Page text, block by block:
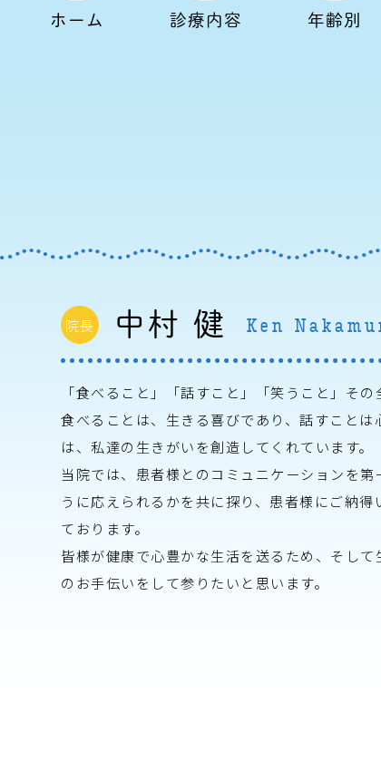
ホーム 診療内容 年齢別
院長 中村 健 Ken
「食べること」「話すこと」「笑うこと」その
食べることは、生きる喜びであり、話すこと
は、私達の生きがいを創造してくれています。
当院では、患者様とのコミュニケーションを
うに応えられるかを共に探り、患者様にご納
ております。
皆様が健康で心豊かな生活を送るため、そし
のお手伝いをして参りたいと思います。